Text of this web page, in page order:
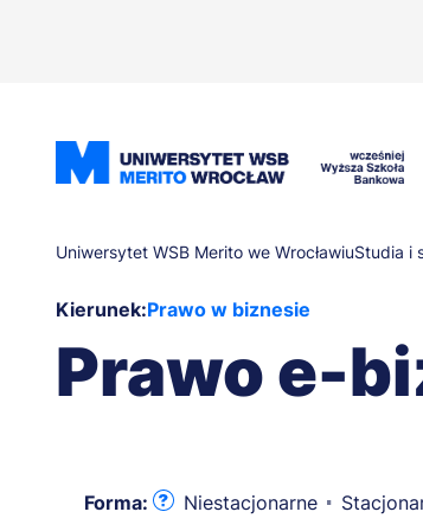
Ścieżka
nawigacyjna
Uniwersytet WSB Merito we WrocławiuStudia i
Kierunek:Prawo w biznesie
Prawo e-
Forma: Niestacjonarne